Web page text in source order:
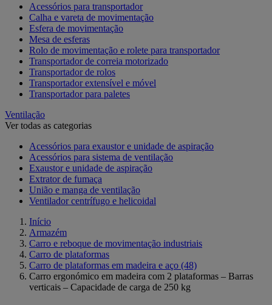
Acessórios para transportador
Calha e vareta de movimentação
Esfera de movimentação
Mesa de esferas
Rolo de movimentação e rolete para transportador
Transportador de correia motorizado
Transportador de rolos
Transportador extensível e móvel
Transportador para paletes
Ventilação
Ver todas as categorias
Acessórios para exaustor e unidade de aspiração
Acessórios para sistema de ventilação
Exaustor e unidade de aspiração
Extrator de fumaça
União e manga de ventilação
Ventilador centrífugo e helicoidal
Início
Armazém
Carro e reboque de movimentação industriais
Carro de plataformas
Carro de plataformas em madeira e aço (48)
Carro ergonómico em madeira com 2 plataformas – Barras
verticais – Capacidade de carga de 250 kg